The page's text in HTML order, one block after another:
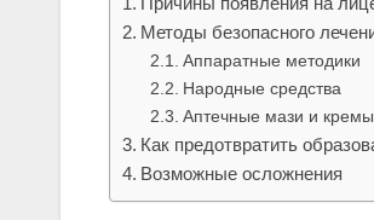
Методы безопасного
Аппаратные методики
Народные средства
Аптечные мази и кремы
Как предотвратить
Возможные осложнения